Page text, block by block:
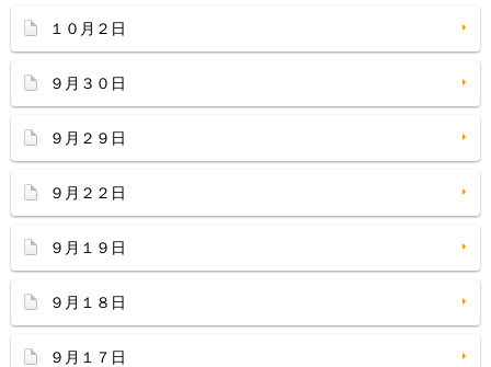
１０月２日
９月３０日
９月２９日
９月２２日
９月１９日
９月１８日
９月１７日